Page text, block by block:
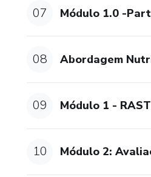
07 Módulo 1.0 -
08 Abordagem
09 Módulo 1 -
10 Módulo 2: